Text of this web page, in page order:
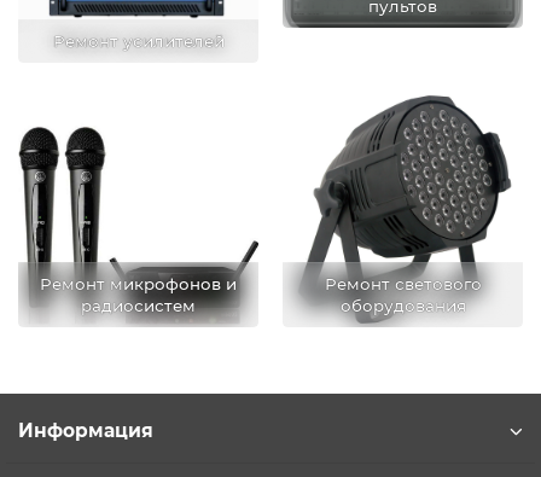
Ремонт усилителей
пультов
Ремонт микрофонов и
радиосистем
Ремонт светового
оборудования
Информация